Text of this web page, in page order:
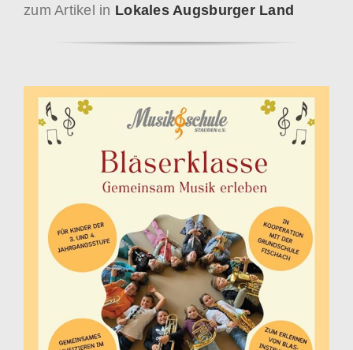
zum Artikel in Lokales Augsburger Land